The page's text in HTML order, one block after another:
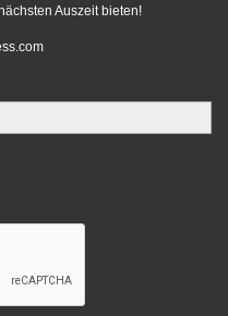
Auszeit bieten!